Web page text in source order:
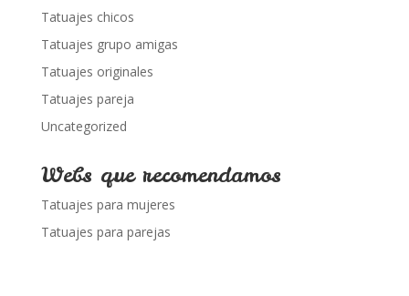
Tatuajes chicos
Tatuajes grupo amigas
Tatuajes originales
Tatuajes pareja
Uncategorized
Webs que recomendamos
Tatuajes para mujeres
Tatuajes para parejas